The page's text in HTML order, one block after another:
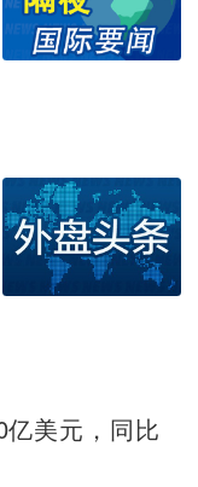
美元，同比